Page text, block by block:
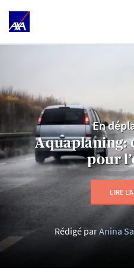
En
Aquaplaning:
pour
LIRE
Rédigé parAnina